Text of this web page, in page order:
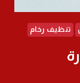
تنظيف رخام